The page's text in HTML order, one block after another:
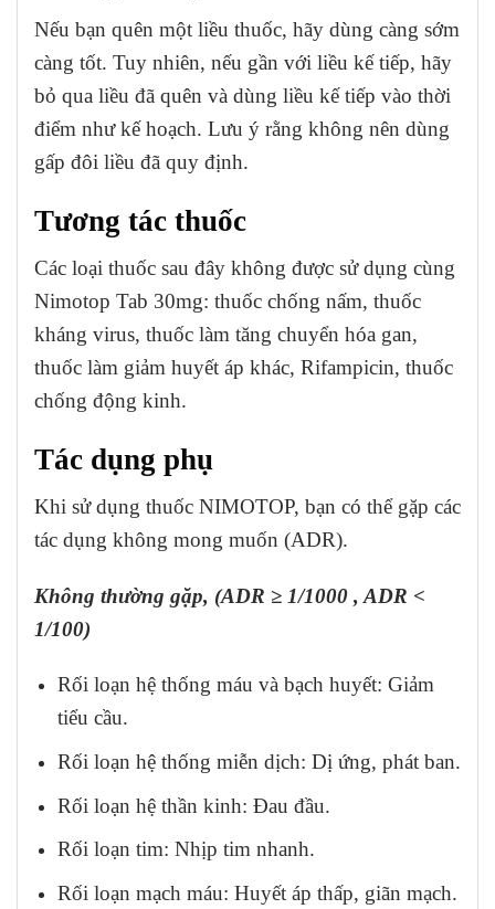
Nếu bạn quên một liều thuốc, hãy dùng càng sớm
càng tốt. Tuy nhiên, nếu gần với liều kế tiếp, hãy
bỏ qua liều đã quên và dùng liều kế tiếp vào thời
điểm như kế hoạch. Lưu ý rằng không nên dùng
gấp đôi liều đã quy định.
Tương tác thuốc
Các loại thuốc sau đây không được sử dụng cùng
Nimotop Tab 30mg: thuốc chống nấm, thuốc
kháng virus, thuốc làm tăng chuyển hóa gan,
thuốc làm giảm huyết áp khác, Rifampicin, thuốc
chống động kinh.
Tác dụng phụ
Khi sử dụng thuốc NIMOTOP, bạn có thể gặp các
tác dụng không mong muốn (ADR).
Không thường gặp, (ADR ≥ 1/1000 , ADR <
1/100)
Rối loạn hệ thống máu và bạch huyết: Giảm
tiểu cầu.
Rối loạn hệ thống miễn dịch: Dị ứng, phát ban.
Rối loạn hệ thần kinh: Đau đầu.
Rối loạn tim: Nhịp tim nhanh.
Rối loạn mạch máu: Huyết áp thấp, giãn mạch.